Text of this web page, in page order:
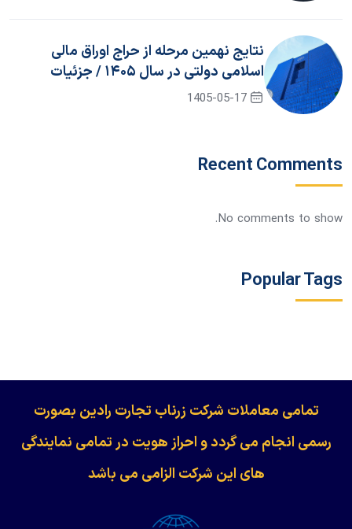
نتایج نهمین مرحله از حراج اوراق مالی
اسلامی دولتی در سال ۱۴۰۵ / جزئیات
برگزاری حراج دهم
1405-05-17
Recent Comments
No comments to show.
Popular Tags
​​​​​​تمامی معاملات شرکت زرناب تجارت رادین بصورت
رسمی انجام می گردد و احراز هویت در تمامی نمایندگی
های این شرکت الزامی می باشد